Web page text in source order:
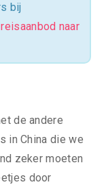
bij
reisaanbod naar
de andere
in China die we
zeker moeten
door